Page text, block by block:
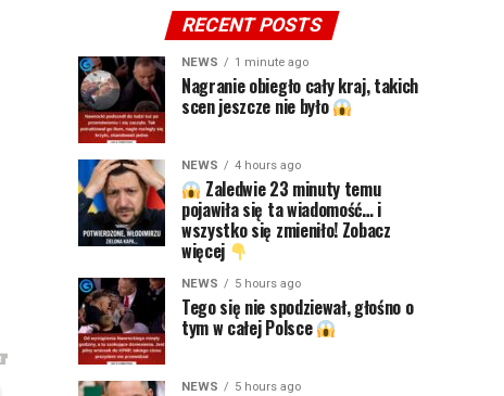
RECENT POSTS
NEWS 1 minute ago
Nagranie obiegło cały kraj, takich
scen jeszcze nie było
NEWS 4 hours ago
Zaledwie 23 minuty temu
pojawiła się ta wiadomość… i
wszystko się zmieniło! Zobacz
więcej
NEWS 5 hours ago
Tego się nie spodziewał, głośno o
tym w całej Polsce
NEWS 5 hours ago